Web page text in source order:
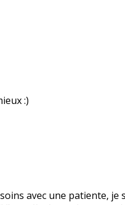
:)
avec une patiente, je